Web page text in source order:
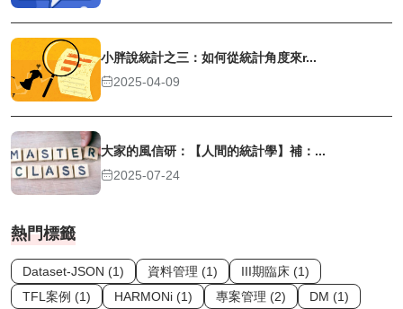
小胖說統計之三：如何從統計角度來r...
2025-04-09
大家的風信研：【人間的統計學】補：...
2025-07-24
熱門標籤
Dataset-JSON (1) 資料管理 (1)
III期臨床 (1)
TFL案例 (1)
HARMONi (1) 專案管理 (2)
DM (1)